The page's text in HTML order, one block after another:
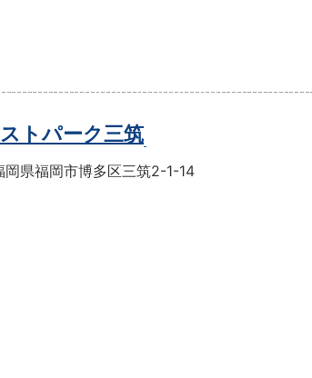
ストパーク三筑
岡県福岡市博多区三筑2-1-14